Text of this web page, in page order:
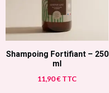
Shampoing Fortifiant – 250
ml
11,90€ TTC